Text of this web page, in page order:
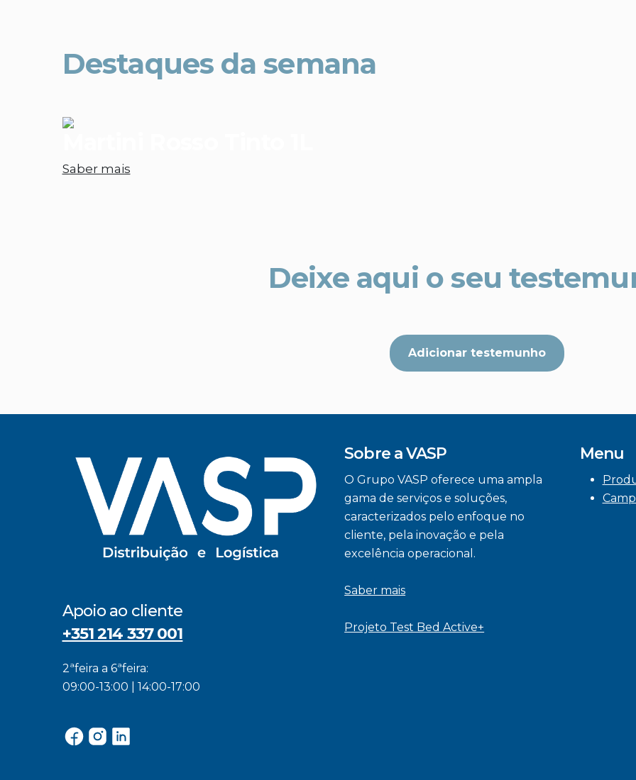
Destaques da semana
Saber mais
Deixe aqui o seu
Adicionar testemunho
Apoio ao cliente
+351 214 337 001
2ªfeira a 6ªfeira:
09:00-13:00 | 14:00-17:00
Sobre a VASP
O Grupo VASP oferece uma ampla
gama de serviços e soluções,
caracterizados pelo enfoque no
cliente, pela inovação e pela
excelência operacional.
Saber mais
Projeto Test Bed Active+
Menu